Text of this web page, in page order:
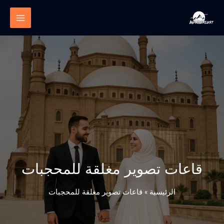
إلى
قاعات تصوير مغلقة للمحجبات
الرئيسية » قاعات تصوير مغلقة للمحجبات